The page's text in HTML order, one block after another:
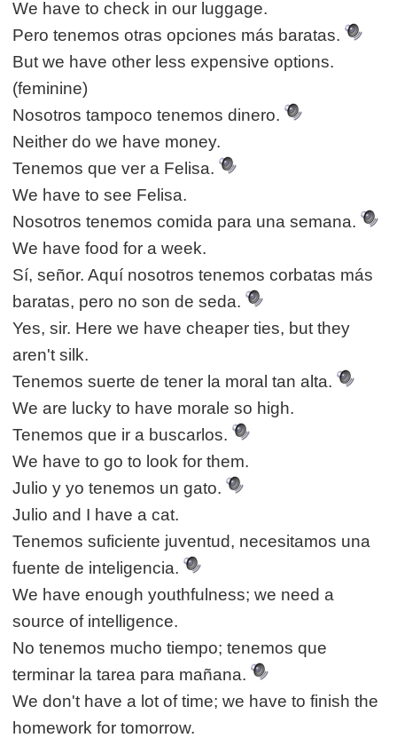
We have to check in our luggage.
Pero tenemos otras opciones más baratas.
But we have other less expensive options.
(feminine)
Nosotros tampoco tenemos dinero.
Neither do we have money.
Tenemos que ver a Felisa.
We have to see Felisa.
Nosotros tenemos comida para una semana.
We have food for a week.
Sí, señor. Aquí nosotros tenemos corbatas más
baratas, pero no son de seda.
Yes, sir. Here we have cheaper ties, but they
aren't silk.
Tenemos suerte de tener la moral tan alta.
We are lucky to have morale so high.
Tenemos que ir a buscarlos.
We have to go to look for them.
Julio y yo tenemos un gato.
Julio and I have a cat.
Tenemos suficiente juventud, necesitamos una
fuente de inteligencia.
We have enough youthfulness; we need a
source of intelligence.
No tenemos mucho tiempo; tenemos que
terminar la tarea para mañana.
We don't have a lot of time; we have to finish the
homework for tomorrow.